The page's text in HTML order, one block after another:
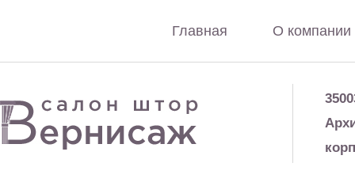
Главная О компании